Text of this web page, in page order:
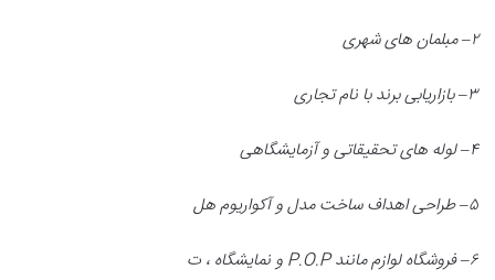
۲–مبلمان های شهری
۳–بازاریابی برند با نام تجاری
۴–لوله های تحقیقاتی و آزمایشگاهی
۵–طراحی اهداف ساخت مدل و آکواریوم هل
۶–فروشگاه لوازم مانندP.O.P
و نمایشگاه ، ت